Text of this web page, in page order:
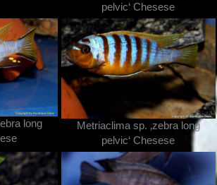
pelvic‘ Chesese
long
Metriaclima sp. ‚zebra long
pelvic‘ Chesese